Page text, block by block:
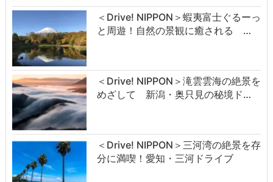
＜Drive! NIPPON＞蝦夷富士ぐるーっ
と周遊！自然の景観に癒される …
＜Drive! NIPPON＞滝雲雲海の絶景を
めざして 新潟・奥只見の秘境ド…
＜Drive! NIPPON＞三河湾の絶景を存
分に満喫！愛知・三河ドライブ